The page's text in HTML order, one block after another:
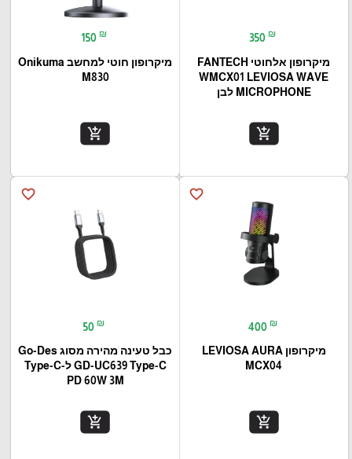
350 ₪
מיקרופון אלחוטי FANTECH
WMCX01 LEVIOSA WAVE
MICROPHONE לבן
add_shopping_cart
150 ₪
מיקרופון חוטי למחשב Onikuma
M830
add_shopping_cart
favorite_border
400 ₪
מיקרופון LEVIOSA AURA
MCX04
add_shopping_cart
favorite_border
50 ₪
כבל טעינה מהירה מסוג Go-Des
GD-UC639 Type-C ל-Type-C
PD 60W 3M
add_shopping_cart